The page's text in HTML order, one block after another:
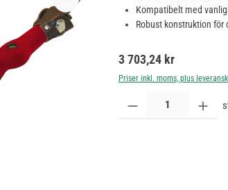
Kompatibelt med
Robust konstruktion för
Ordinarie pris:
3 703,24 kr
Priser inkl. moms, plus
Produktkvantitet: Ange